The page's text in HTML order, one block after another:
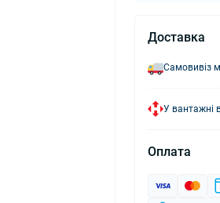
Доставка
Самовивіз
У вантажні
Оплата